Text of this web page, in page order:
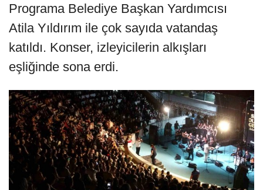
Programa Belediye Başkan Yardımcısı
Atila Yıldırım ile çok sayıda vatandaş
katıldı. Konser, izleyicilerin alkışları
eşliğinde sona erdi.